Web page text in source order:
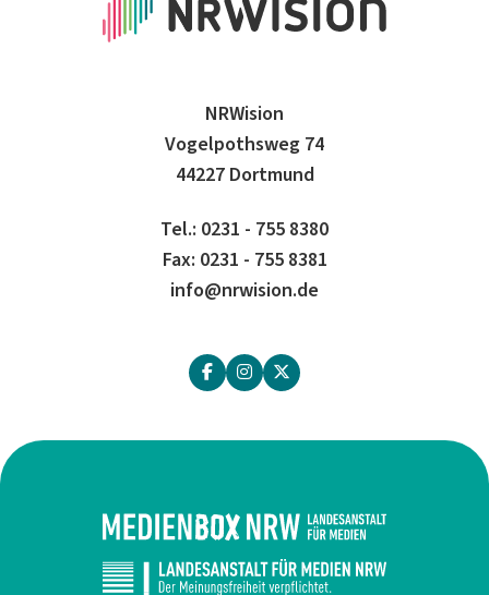
NRWision
Vogelpothsweg 74
44227 Dortmund
Tel.: 0231 - 755 8380
Fax: 0231 - 755 8381
info@nrwision.de